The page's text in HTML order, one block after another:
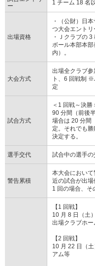
ー
1 チーム 18 名
出場資格
・（公財）日
つ大会エントリ
・Ｊクラブの
ボール本部本
内）。
大会方式
出場全クラブ
ト、6 回戦制
定
試合方式
＜1 回戦～決勝
90 分間（前後
場合は 20 分間
定。それでも
決定する。
選手交代 試合中の選手の
警告累積
本大会におい
近の試合が出
1 回の場合、そ
【1 回戦】
10 月 8 日（土
出場クラブホ
【2 回戦】
10 月 22 日（
アム等